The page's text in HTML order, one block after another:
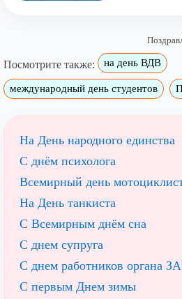
Посмотрите также: на день ВДВ
международный день студентов
На День народного единства
С днём психолога
Всемирный день
На День танкиста
С Всемирным днём сна
С днем супруга
С днем работников органа
С первым Днем зимы